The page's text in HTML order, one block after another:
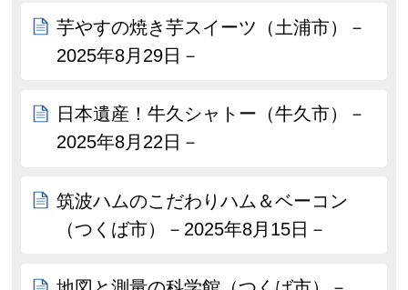
芋やすの焼き芋スイーツ（土浦市）－
2025年8月29日－
日本遺産！牛久シャトー（牛久市）－
2025年8月22日－
筑波ハムのこだわりハム＆ベーコン
（つくば市）－2025年8月15日－